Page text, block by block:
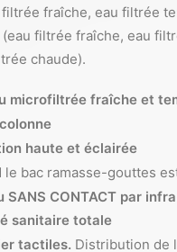
filtrée fraîche, eau filtrée
(eau filtrée fraîche, eau
chaude).
microfiltrée fraîche et
haute et éclairée
le bac ramasse-gouttes
SANS CONTACT par
sanitaire totale
tactiles. Distribution de